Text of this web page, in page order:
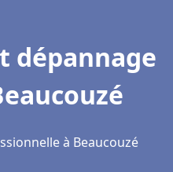
dépannage
à Beaucouzé